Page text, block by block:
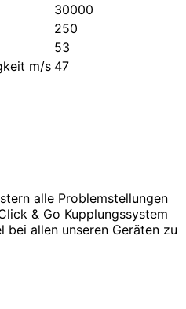
30000
250
53
m/s 47
alle Problemstellungen
& Go Kupplungssystem
allen unseren Geräten zu